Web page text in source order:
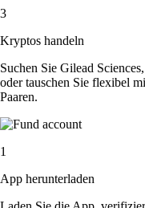
3
Kryptos handeln
Suchen Sie Gilead
oder tauschen Sie flexibel
Paaren.
1
App herunterladen